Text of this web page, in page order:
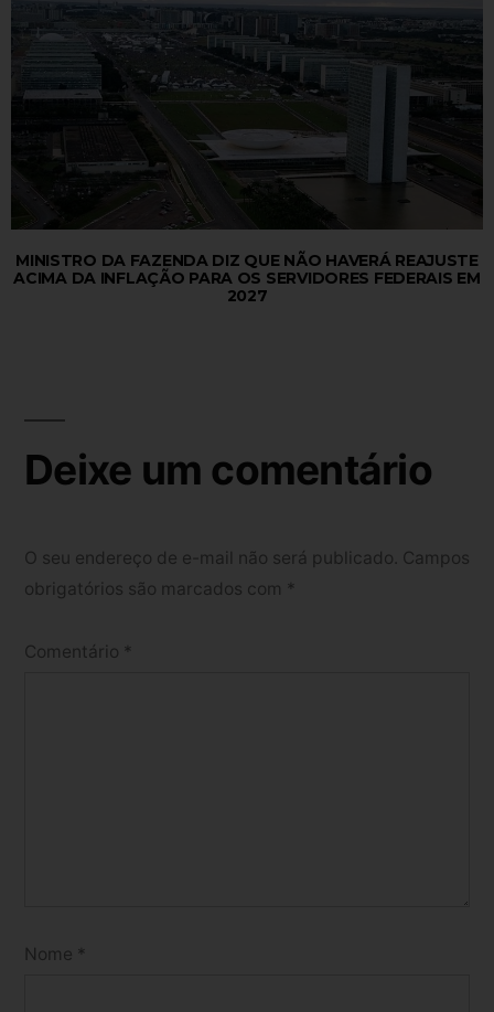
MINISTRO DA FAZENDA DIZ QUE NÃO HAVERÁ REAJUSTE
ACIMA DA INFLAÇÃO PARA OS SERVIDORES FEDERAIS EM
2027
Deixe um comentário
O seu endereço de e-mail não será publicado. Campos
obrigatórios são marcados com *
Comentário *
Nome *